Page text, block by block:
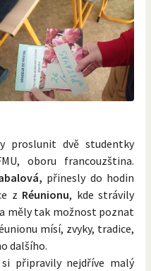
proslunit dvě studentky
oboru francouzština.
přinesly do hodin
z Réunionu, kde strávily
měly tak možnost poznat
mísí, zvyky, tradice,
dalšího.
připravily nejdříve malý